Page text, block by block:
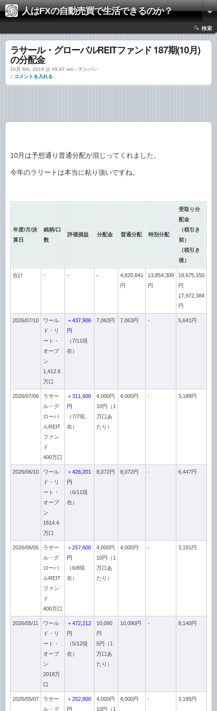
人はFXの自動売買で生活できるのか？
検索
ラサール・グローバルREITファンド 187期(10月)
の分配金
10月 8th, 2019 @ 09:47 am › チンパン
↓ コメントを入れる
10月は予想通り普通分配が混じってくれました。
今年のラリートは本当に粘り強いですね。
年度/月/決
算日
銘柄/口
数
評価損益 分配金 普通分配 特別分配
受取り分
配金
（税引き
前）
（税引き
後）
合計 - - -
4,820,841
円
13,854,309
円
18,675,150
円
17,972,384
円
2026/07/10
ワール
ド・リ
ート・
オープ
ン
1,412.6
万口
＋437,906
円
（7/11現
在）
7,063円 7,063円 - 5,641円
2026/07/06
ラサー
ル・グ
ローバ
ルREIT
ファン
ド
400万口
＋311,600
円
（7/7現
在）
4,000円
10円（1
万口あ
たり）
4,000円 - 3,188円
2026/06/10
ワール
ド・リ
ート・
オープ
ン
1614.4
万口
＋426,201
円
（6/11現
在）
8,072円 8,072円 - 6,447円
2026/06/05
ラサー
ル・グ
ローバ
ルREIT
ファン
ド
400万口
＋257,600
円
（6/8現
在）
4,000円
10円（1
万口あ
たり）
4,000円 - 3,191円
2026/05/11
ワール
ド・リ
ート・
オープ
ン
2018万
口
＋472,212
円
（5/12現
在）
10,090
円
5円（1
万口あ
たり）
10,090円 - 8,140円
2026/05/07
ラサー
ル・グ
＋252,800
円
4,000円
10円（1
4,000円 - 3,195円